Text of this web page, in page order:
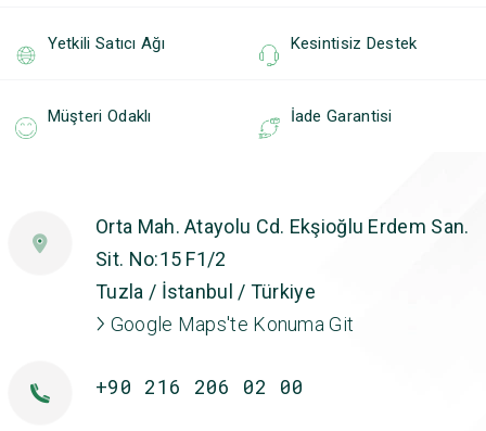
Yetkili Satıcı Ağı Kesintisiz Destek
Müşteri Odaklı İade Garantisi
Orta Mah. Atayolu Cd. Ekşioğlu Erdem San.
Sit. No:15 F1/2
Tuzla / İstanbul / Türkiye
Google Maps'te Konuma Git
+90 216 206 02 00